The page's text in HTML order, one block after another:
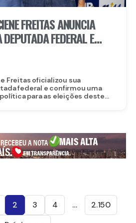
FREITAS ANUNCIA
FEDERAL E
COM ROBERTA
NO AGRESTE
Freitas oficializou sua
federal e confirmou uma
para as eleições deste...
2 3 4 …
2.150